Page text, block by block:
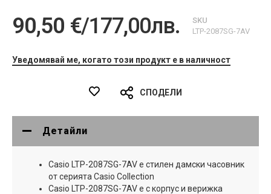
90,50 €/177,00лв.
SKU
LTP-2087SG-7AV
Уведомявай ме, когато този продукт е в наличност
СПОДЕЛИ
Детайли
Casio LTP-2087SG-7AV е стилен дамски часовник
от серията Casio Collection
Casio LTP-2087SG-7AV е с корпус и верижка